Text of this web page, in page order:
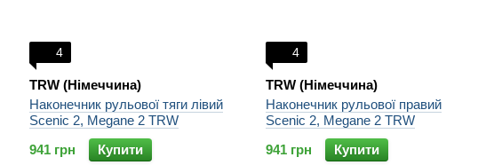
4
TRW (Німеччина)
Наконечник рульової тяги лівий
Scenic 2, Megane 2 TRW
941 грн
Купити
4
TRW (Німеччина)
Наконечник рульової правий
Scenic 2, Megane 2 TRW
941 грн
Купити